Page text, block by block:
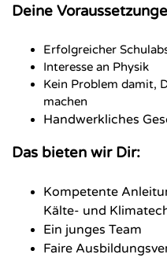
Deine
Erfolgreicher
Interesse an Physik
Kein Problem damit,
machen
Handwerkliches
Das bieten wir Dir:
Kompetente
Kälte- und
Ein junges Team
Faire